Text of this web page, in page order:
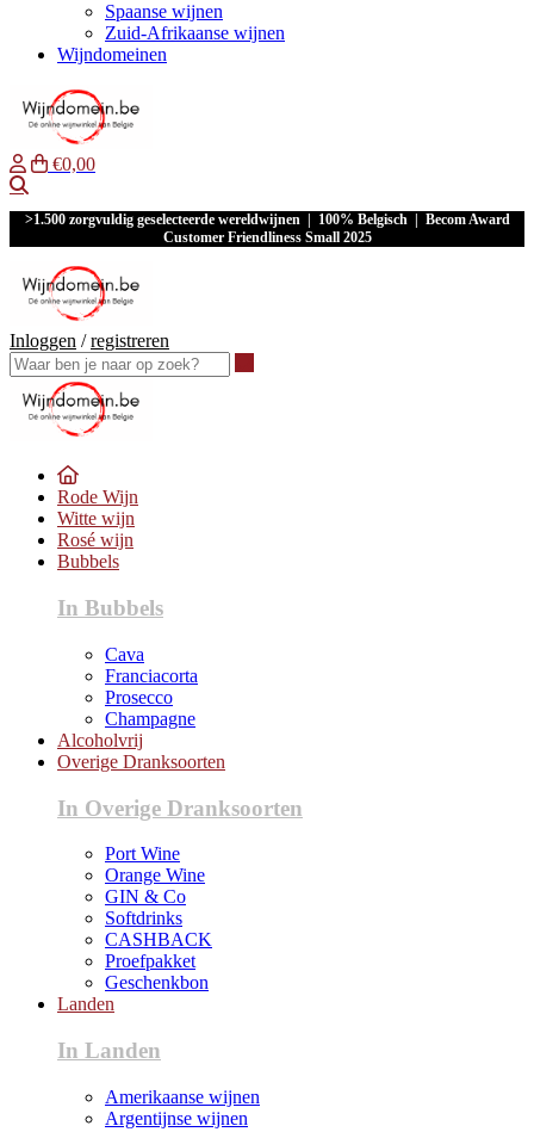
Spaanse wijnen
Zuid-Afrikaanse wijnen
Wijndomeinen
€0,00
>1.500 zorgvuldig geselecteerde wereldwijnen | 100% Belgisch | Becom Award
Customer Friendliness Small 2025
Inloggen /registreren
Rode Wijn
Witte wijn
Rosé wijn
Bubbels
In Bubbels
Cava
Franciacorta
Prosecco
Champagne
Alcoholvrij
Overige Dranksoorten
In Overige Dranksoorten
Port Wine
Orange Wine
GIN & Co
Softdrinks
CASHBACK
Proefpakket
Geschenkbon
Landen
In Landen
Amerikaanse wijnen
Argentijnse wijnen